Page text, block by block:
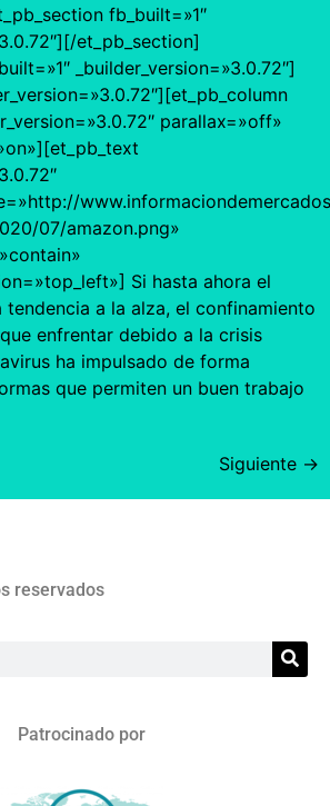
fb_built=»1″
et_pb_section]
_builder_version=»3.0.72″]
parallax=»off»
07/amazon.png»
Si hasta ahora el
a la alza, el confinamiento
enfrentar debido a la crisis
ha impulsado de forma
que permiten un buen trabajo
Siguiente →
reservados
Patrocinado por